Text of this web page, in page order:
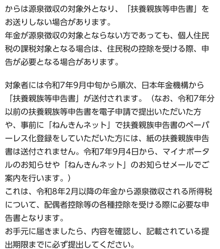
からは源泉徴収の対象外となり、「扶養親族等申告書」を
お送りしない場合があります。
年金が源泉徴収の対象とならない方であっても、個人住民
税の課税対象となる場合は、住民税の控除を受ける際、申
告が必要となる場合があります。
対象者には令和7年9月中旬から順次、日本年金機構から
「扶養親族等申告書」が送付されます。（なお、令和7年分
以前の扶養親族等申告書を電子申請で提出いただいた方
や、事前に「ねんきんネット」で扶養親族申告書のペーパ
ーレス化登録をしていただいた方には、紙の扶養親族申告
書は送付されません。令和7年9月4日から、マイナポータ
ルのお知らせや「ねんきんネット」のお知らせメールでご
案内を行います。）
これは、令和8年2月以降の年金から源泉徴収される所得税
について、配偶者控除等の各種控除を受ける際に必要な申
告書となります。
お手元に届きましたら、内容を確認し、記載されている提
出期限までに必ず提出してください。